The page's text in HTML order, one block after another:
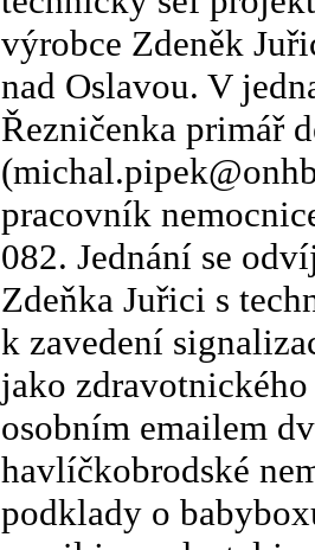
výrobce Zdeněk
nad Oslavou. V
Řezničenka primář
pracovník
082. Jednání se
Zdeňka Juřici s
k zavedení
jako
osobním emailem
havlíčkobrodské
podklady o